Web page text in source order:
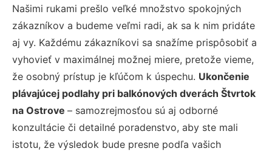
Našimi rukami prešlo veľké množstvo spokojných
zákazníkov a budeme veľmi radi, ak sa k nim pridáte
aj vy. Každému zákazníkovi sa snažíme prispôsobiť a
vyhovieť v maximálnej možnej miere, pretože vieme,
že osobný prístup je kľúčom k úspechu. Ukončenie
plávajúcej podlahy pri balkónových dverách Štvrtok
na Ostrove – samozrejmosťou sú aj odborné
konzultácie či detailné poradenstvo, aby ste mali
istotu, že výsledok bude presne podľa vašich